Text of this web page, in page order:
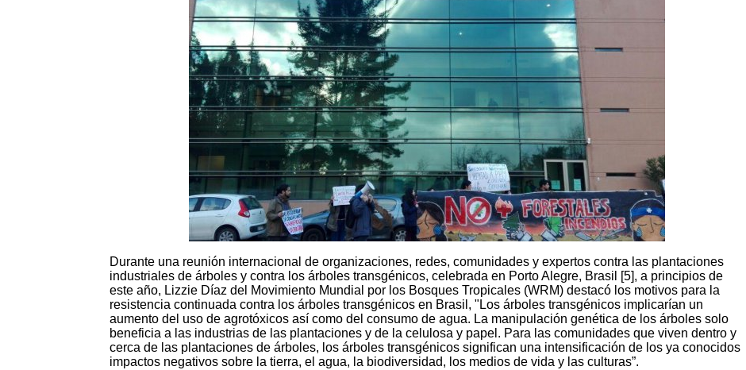
Durante una reunión internacional de organizaciones, redes, comunidades y expertos contra las plantaciones
industriales de árboles y contra los árboles transgénicos, celebrada en Porto Alegre, Brasil [5], a principios de
este año, Lizzie Díaz del Movimiento Mundial por los Bosques Tropicales (WRM) destacó los motivos para la
resistencia continuada contra los árboles transgénicos en Brasil, "Los árboles transgénicos implicarían un
aumento del uso de agrotóxicos así como del consumo de agua. La manipulación genética de los árboles solo
beneficia a las industrias de las plantaciones y de la celulosa y papel. Para las comunidades que viven dentro y
cerca de las plantaciones de árboles, los árboles transgénicos significan una intensificación de los ya conocidos
impactos negativos sobre la tierra, el agua, la biodiversidad, los medios de vida y las culturas”.